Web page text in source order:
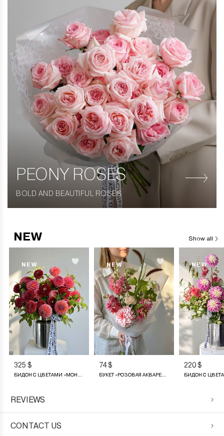
PEONY ROSES
BOLD AND BEAUTIFUL ROSES
NEW Show all
NEW
325 $
NEW
74 $
NEW
220 $
REVIEWS
CONTACT US